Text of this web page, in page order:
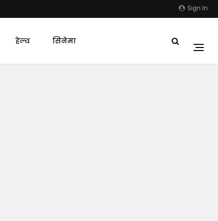
Sign In
हेल्थ सिनेमा